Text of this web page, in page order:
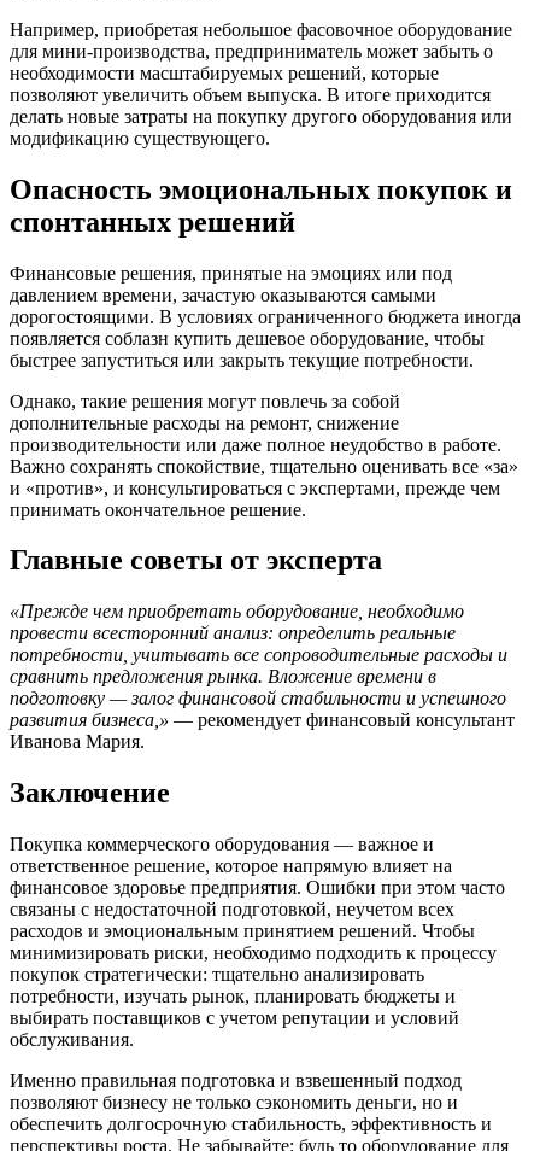
Например, приобретая небольшое фасовочное оборудование
для мини-производства, предприниматель может забыть о
необходимости масштабируемых решений, которые
позволяют увеличить объем выпуска. В итоге приходится
делать новые затраты на покупку другого оборудования или
модификацию существующего.
Опасность эмоциональных покупок и
спонтанных решений
Финансовые решения, принятые на эмоциях или под
давлением времени, зачастую оказываются самыми
дорогостоящими. В условиях ограниченного бюджета иногда
появляется соблазн купить дешевое оборудование, чтобы
быстрее запуститься или закрыть текущие потребности.
Однако, такие решения могут повлечь за собой
дополнительные расходы на ремонт, снижение
производительности или даже полное неудобство в работе.
Важно сохранять спокойствие, тщательно оценивать все «за»
и «против», и консультироваться с экспертами, прежде чем
принимать окончательное решение.
Главные советы от эксперта
«Прежде чем приобретать оборудование, необходимо
провести всесторонний анализ: определить реальные
потребности, учитывать все сопроводительные расходы и
сравнить предложения рынка. Вложение времени в
подготовку — залог финансовой стабильности и успешного
развития бизнеса,» — рекомендует финансовый консультант
Иванова Мария.
Заключение
Покупка коммерческого оборудования — важное и
ответственное решение, которое напрямую влияет на
финансовое здоровье предприятия. Ошибки при этом часто
связаны с недостаточной подготовкой, неучетом всех
расходов и эмоциональным принятием решений. Чтобы
минимизировать риски, необходимо подходить к процессу
покупок стратегически: тщательно анализировать
потребности, изучать рынок, планировать бюджеты и
выбирать поставщиков с учетом репутации и условий
обслуживания.
Именно правильная подготовка и взвешенный подход
позволяют бизнесу не только сэкономить деньги, но и
обеспечить долгосрочную стабильность, эффективность и
перспективы роста. Не забывайте: будь то оборудование для